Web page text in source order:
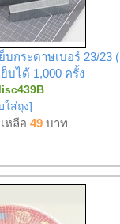
บกระดาษเบอร์ 23/23 (
ย็บได้ 1,000 ครั้ง
ใส่ถุง]
หลือ49 บาท